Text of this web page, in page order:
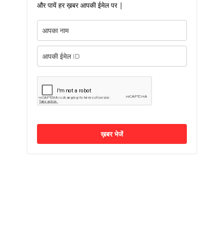
और पायें हर ख़बर आपकी ईमेल पर |
ख़बर भेजें